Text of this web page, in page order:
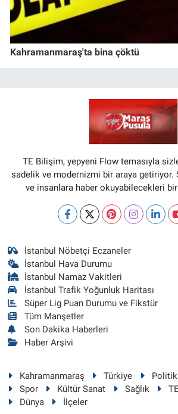
Kahramanmaraş'ta bina çöktü
TE Bilişim, yepyeni Flow temasıyla
sadelik ve modernizmi bir araya getiriyor.
ve insanlara haber okuyabilecekleri bir
İstanbul Nöbetçi Eczaneler
İstanbul Hava Durumu
İstanbul Namaz Vakitleri
İstanbul Trafik Yoğunluk Haritası
Süper Lig Puan Durumu ve Fikstür
Tüm Manşetler
Son Dakika Haberleri
Haber Arşivi
Kahramanmaraş Türkiye
Spor
Kültür Sanat Sağlık
Dünya
İlçeler